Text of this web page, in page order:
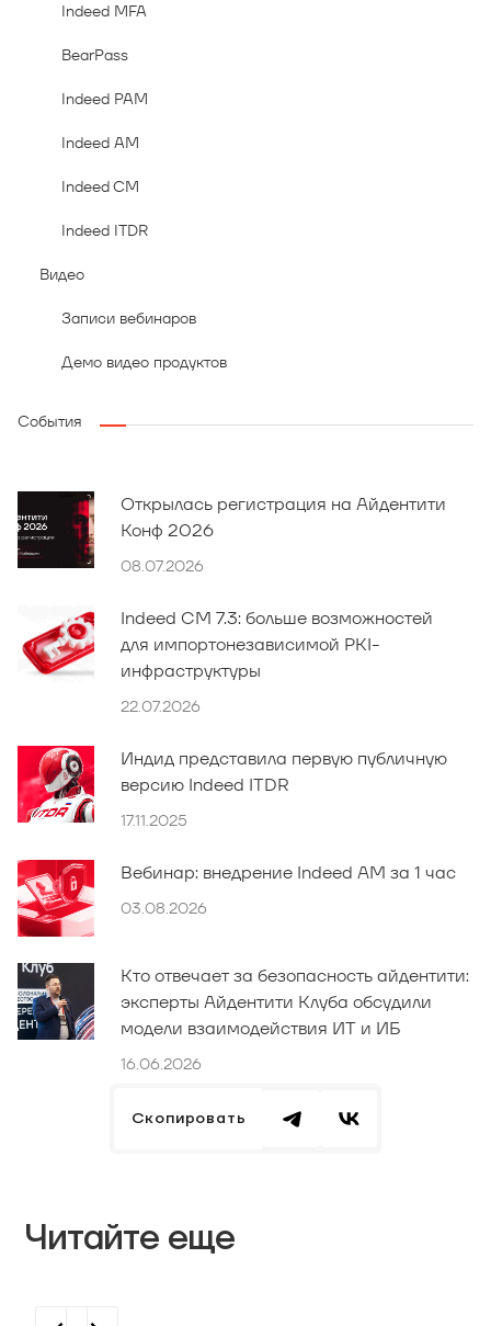
Indeed MFA
BearPass
Indeed PAM
Indeed AM
Indeed CM
Indeed ITDR
Видео
Записи вебинаров
Демо видео продуктов
События
Открылась регистрация на Айдентити
Конф 2026
08.07.2026
Indeed CM 7.3: больше возможностей
для импортонезависимой PKI-
инфраструктуры
22.07.2026
Индид представила первую публичную
версию Indeed ITDR
17.11.2025
Вебинар: внедрение Indeed AM за 1 час
03.08.2026
Кто отвечает за безопасность айдентити:
эксперты Айдентити Клуба обсудили
модели взаимодействия ИТ и ИБ
16.06.2026
Скопировать
Читайте еще